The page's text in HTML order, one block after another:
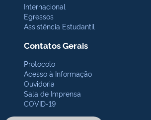
Internacional
Egressos
Assistência Estudantil
Contatos Gerais
Protocolo
Acesso à Informação
Ouvidoria
Sala de Imprensa
COVID-19